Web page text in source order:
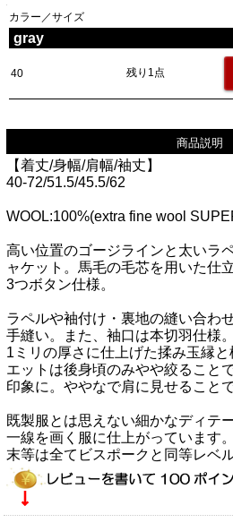
カラー／サイズ
gray
40 残り1点
商品説明
【着丈/身幅/肩幅/袖丈】
40-72/51.5/45.5/62
WOOL:100%(extra fine wool
高い位置のゴージラインと太いラ
ャケット。馬毛の毛芯を用いた仕
3つボタン仕様。
ラペルや袖付け・裏地の縫い合わ
手縫い。また、袖口は本切羽仕様
1ミリの厚さに仕上げた揉み玉縁
エットは後身頃のみやや絞ること
印象に。ややなで肩に見せること
既製服とは思えない細かなディテ
一線を画く服に仕上がっています
末等は全てビスポークと同等レベ